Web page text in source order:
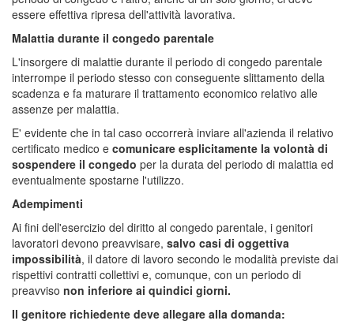
essere effettiva ripresa dell'attività lavorativa.
Malattia durante il congedo parentale
L'insorgere di malattie durante il periodo di congedo parentale
interrompe il periodo stesso con conseguente slittamento della
scadenza e fa maturare il trattamento economico relativo alle
assenze per malattia.
E' evidente che in tal caso occorrerà inviare all'azienda il relativo
certificato medico e comunicare esplicitamente la volontà di
sospendere il congedo per la durata del periodo di malattia ed
eventualmente spostarne l'utilizzo.
Adempimenti
Ai fini dell'esercizio del diritto al congedo parentale, i genitori
lavoratori devono preavvisare, salvo casi di oggettiva
impossibilità, il datore di lavoro secondo le modalità previste dai
rispettivi contratti collettivi e, comunque, con un periodo di
preavviso non inferiore ai quindici giorni.
Il genitore richiedente deve allegare alla domanda: